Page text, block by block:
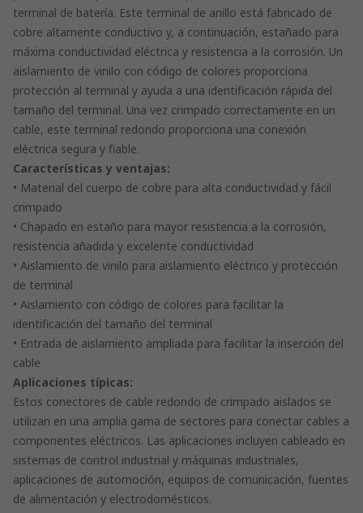
terminal de batería. Este terminal de anillo está fabricado de
cobre altamente conductivo y, a continuación, estañado para
máxima conductividad eléctrica y resistencia a la corrosión. Un
aislamiento de vinilo con código de colores proporciona
protección al terminal y ayuda a una identificación rápida del
tamaño del terminal. Una vez crimpado correctamente en un
cable, este terminal redondo proporciona una conexión
eléctrica segura y fiable.
Características y ventajas:
• Material del cuerpo de cobre para alta conductividad y fácil
crimpado
• Chapado en estaño para mayor resistencia a la corrosión,
resistencia añadida y excelente conductividad
• Aislamiento de vinilo para aislamiento eléctrico y protección
de terminal
• Aislamiento con código de colores para facilitar la
identificación del tamaño del terminal
• Entrada de aislamiento ampliada para facilitar la inserción del
cable
Aplicaciones típicas:
Estos conectores de cable redondo de crimpado aislados se
utilizan en una amplia gama de sectores para conectar cables a
componentes eléctricos. Las aplicaciones incluyen cableado en
sistemas de control industrial y máquinas industriales,
aplicaciones de automoción, equipos de comunicación, fuentes
de alimentación y electrodomésticos.